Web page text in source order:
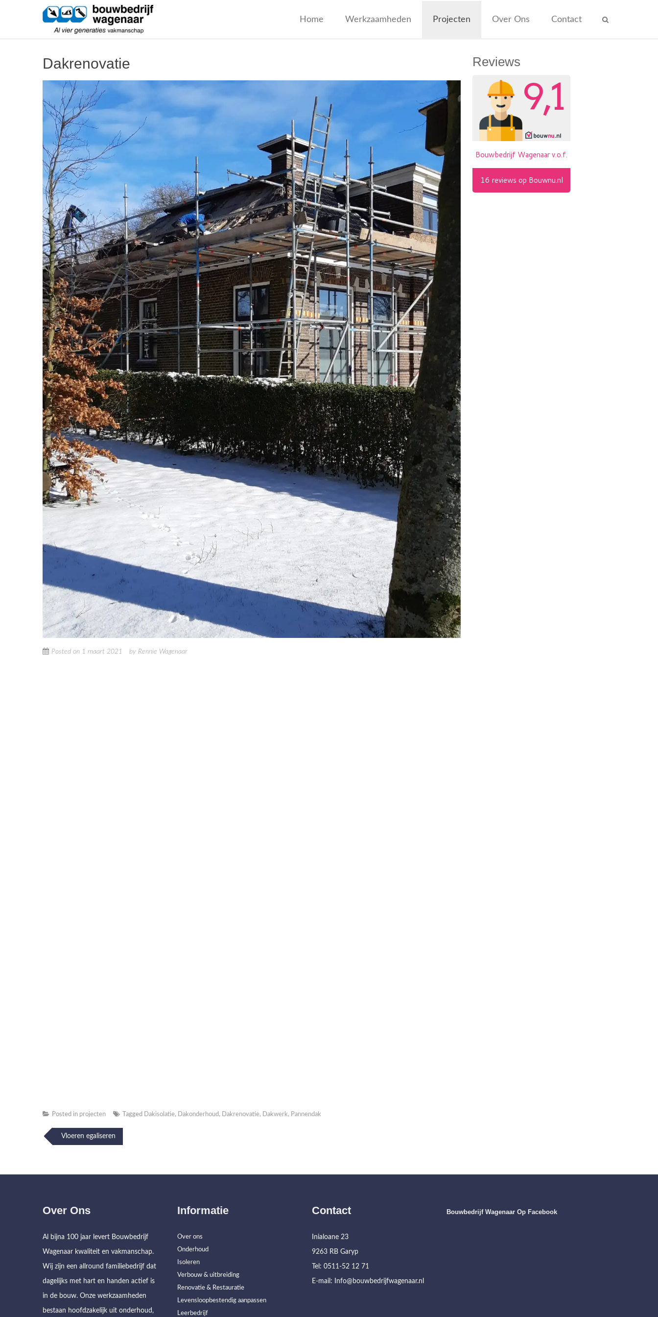
Bouwbedrijf Wagenaar
Al vier generaties vakmanschap
Home Werkzaamheden Projecten Over Ons Contact
Dakrenovatie
Posted on 1 maart 2021 by Rennie Wagenaar
Posted in projecten Tagged Dakisolatie, Dakonderhoud, Dakrenovatie, Dakwerk, Pannendak
Post
navigation
Vloeren egaliseren
Reviews
Over Ons
Al bijna 100 jaar levert Bouwbedrijf
Wagenaar kwaliteit en vakmanschap.
Wij zijn een allround familiebedrijf dat
dagelijks met hart en handen actief is
in de bouw. Onze werkzaamheden
bestaan hoofdzakelijk uit onderhoud,
Informatie
Over ons
Onderhoud
Isoleren
Verbouw & uitbreiding
Renovatie & Restauratie
Levensloopbestendig aanpassen
Leerbedrijf
Contact
Inialoane 23
9263 RB Garyp
Tel: 0511-52 12 71
E-mail: Info@bouwbedrijfwagenaar.nl
Bouwbedrijf Wagenaar Op Facebook